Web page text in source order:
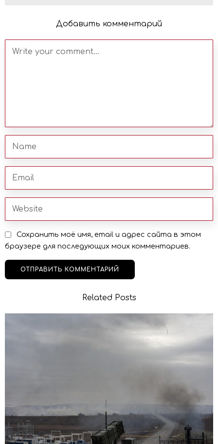
Добавить комментарий
Сохранить моё имя, email и адрес сайта в этом
браузере для последующих моих комментариев.
Related Posts